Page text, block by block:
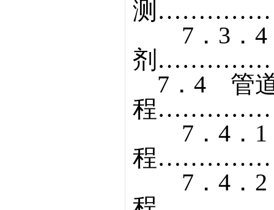
测
7．3．4
剂
7．4 管道
程
7．4．1
程
7．4．2